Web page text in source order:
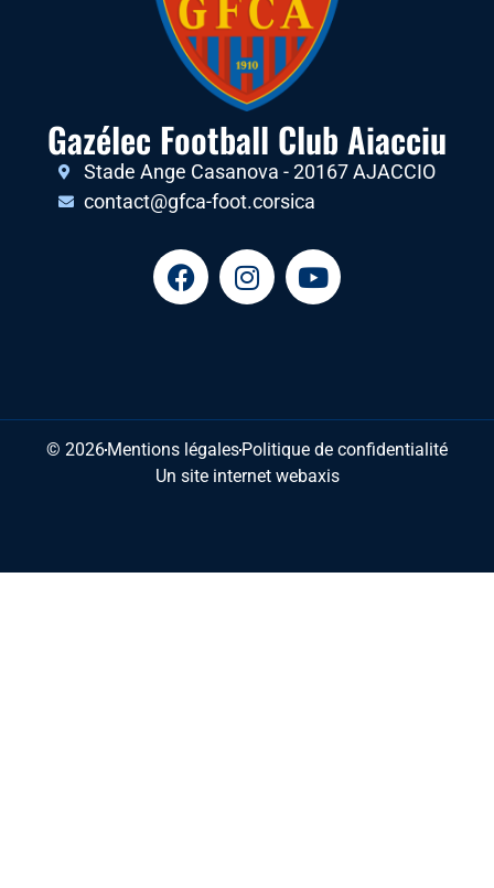
Gazélec Football Club Aiacciu
Stade Ange Casanova - 20167 AJACCIO
contact@gfca-foot.corsica
© 2026 Mentions légales Politique de confidentialité
Un site internet webaxis